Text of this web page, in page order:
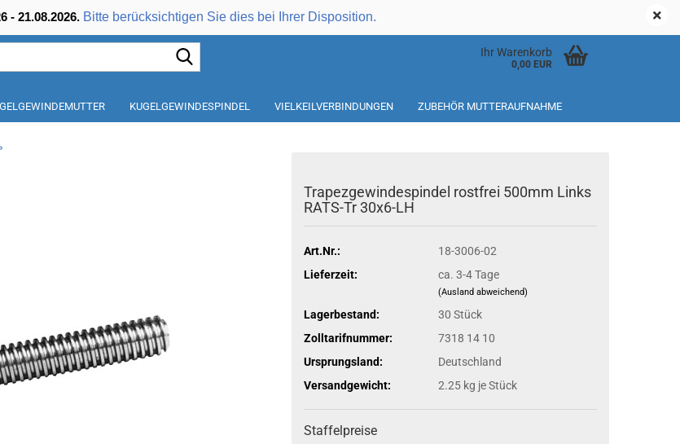
Ihr Warenkorb
0,00 EUR
- 21.08.2026. Bitte berücksichtigen Sie dies bei Ihrer Disposition.
KUGELGEWINDESPINDEL VIELKEILVERBINDUNGEN ZUBEHÖR MUTTERAUFNAHME
Trapezgewindespindel rostfrei 500mm Links
RATS-Tr 30x6-LH
Art.Nr.:
18-3006-02
Lieferzeit:
ca. 3-4 Tage
(Ausland abweichend)
Lagerbestand: 30 Stück
Zolltarifnummer:
7318 14 10
Ursprungsland:
Deutschland
Versandgewicht:
2.25 kg je Stück
Staffelpreise